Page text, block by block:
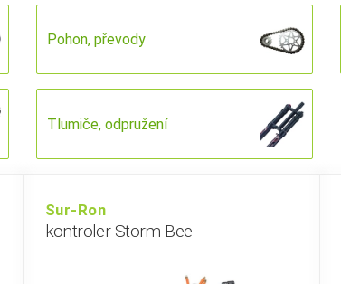
Pohon, převody
Tlumiče, odpružení
Sur-Ron
kontroler Storm Bee